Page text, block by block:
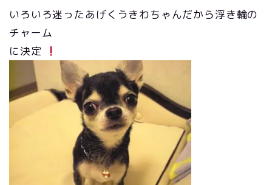
いろいろ迷ったあげくうきわちゃんだから浮き輪の
チャーム
に決定